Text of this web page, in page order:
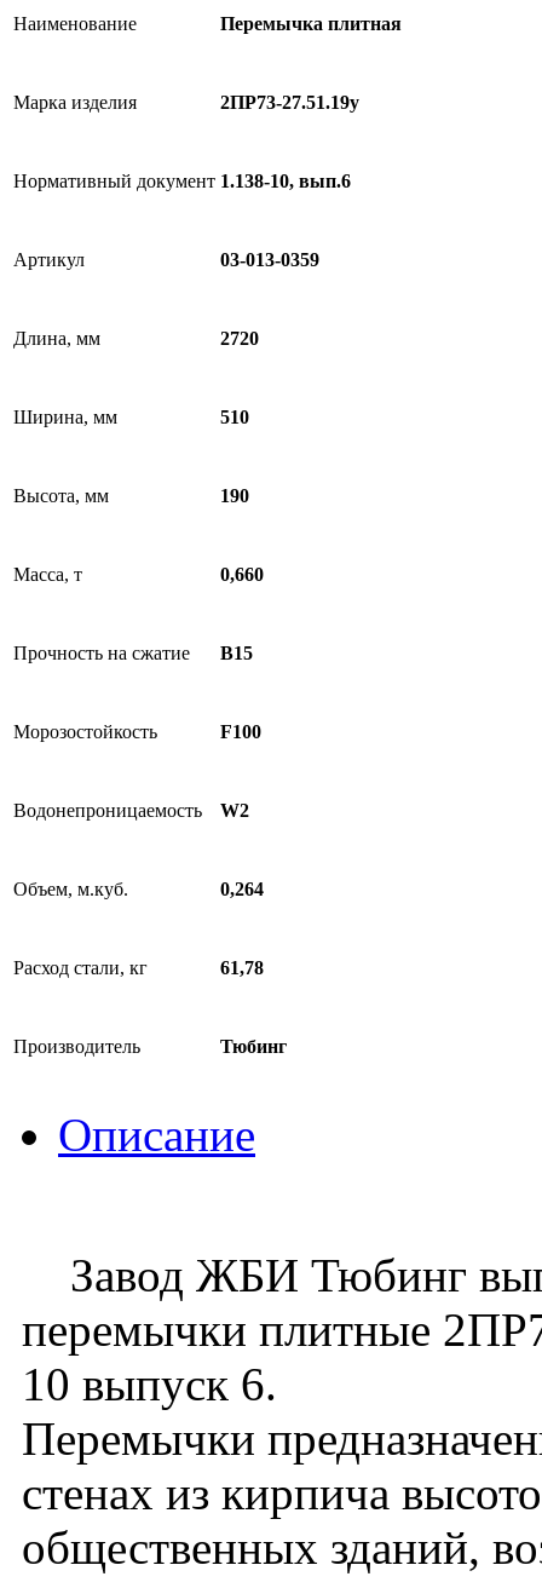
Наименование Перемычка плитная
Марка изделия 2ПР73-27.51.19у
Нормативный документ 1.138-10, вып.6
Артикул 03-013-0359
Длина, мм 2720
Ширина, мм 510
Высота, мм 190
Масса, т 0,660
Прочность на сжатие B15
Морозостойкость F100
Водонепроницаемость W2
Объем, м.куб. 0,264
Расход стали, кг 61,78
Производитель Тюбинг
Описание
Завод ЖБИ Тюбинг
перемычки плитные
10 выпуск 6.
Перемычки
стенах из кирпича
общественных зданий,